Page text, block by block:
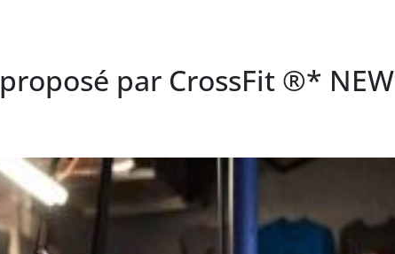
proposé par CrossFit ®* NEW